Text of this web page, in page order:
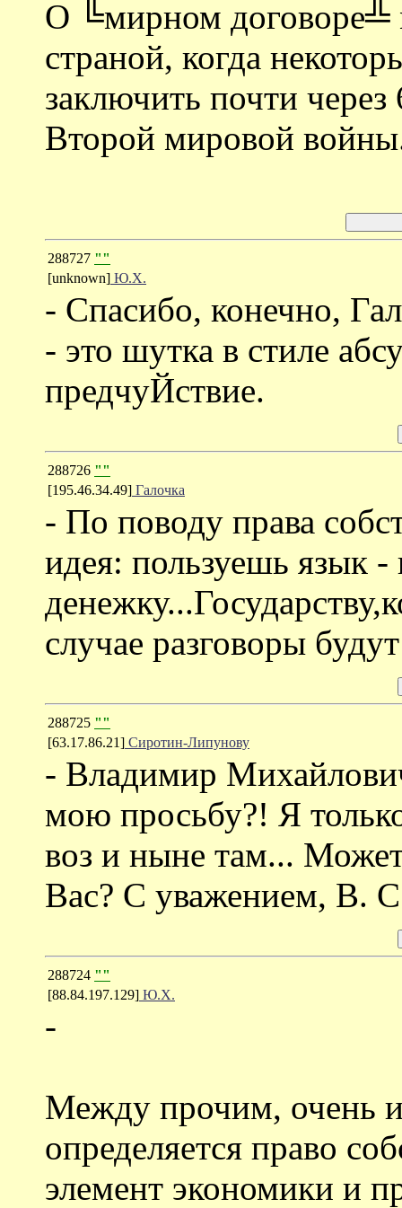
О ╚мирном
страной, когда
заключить почти
Второй мировой
288727 ""
[unknown] Ю.Х.
- Спасибо, конечно,
- это шутка в стиле
предчуЙствие.
288726 ""
[195.46.34.49] Галочка
- По поводу права
идея: пользуешь язык -
случае разговоры
288725 ""
[63.17.86.21] Сиротин-Липунову
- Владимир
мою просьбу?! Я
воз и ныне там...
Вас? С уважением, В.
288724 ""
[88.84.197.129] Ю.Х.
-
Между прочим, очень
определяется право
элемент экономики и